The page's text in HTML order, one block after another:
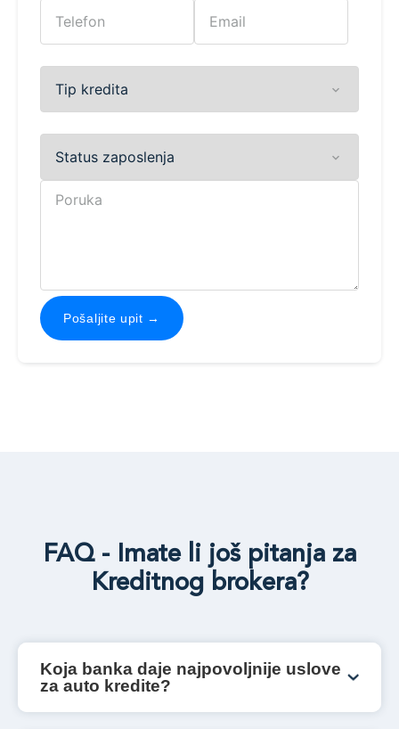
FAQ - Imate li još pitanja za
Kreditnog brokera?
Koja banka daje najpovoljnije uslove
za auto kredite?